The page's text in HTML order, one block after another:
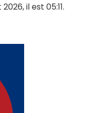
il est 05:11.